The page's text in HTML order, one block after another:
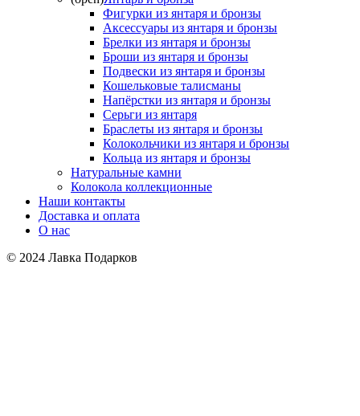
Фигурки из янтаря и бронзы
Аксессуары из янтаря и бронзы
Брелки из янтаря и бронзы
Броши из янтаря и бронзы
Подвески из янтаря и бронзы
Кошельковые талисманы
Напёрстки из янтаря и бронзы
Серьги из янтаря
Браслеты из янтаря и бронзы
Колокольчики из янтаря и бронзы
Кольца из янтаря и бронзы
Натуральные камни
Колокола коллекционные
Наши контакты
Доставка и оплата
О нас
© 2024 Лавка Подарков